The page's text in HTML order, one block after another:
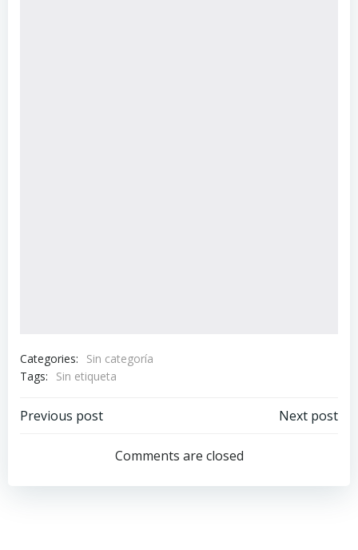
Categories:
Sin categoría
Tags:
Sin etiqueta
Navegación
las
Previous post
Navegación
por
las
Next post
Comments are closed